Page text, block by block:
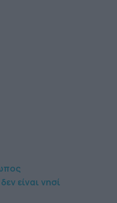
είναι νησί